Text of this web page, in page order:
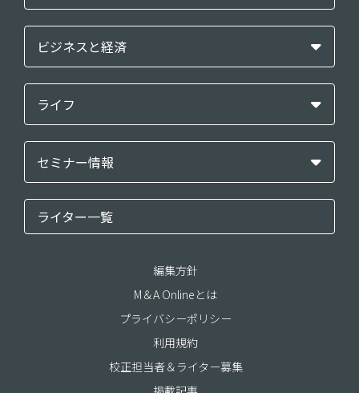
ビジネスと経済
ライフ
セミナー情報
ライター一覧
編集方針
M＆A Onlineとは
プライバシーポリシー
利用規約
校正担当者＆ライター募集